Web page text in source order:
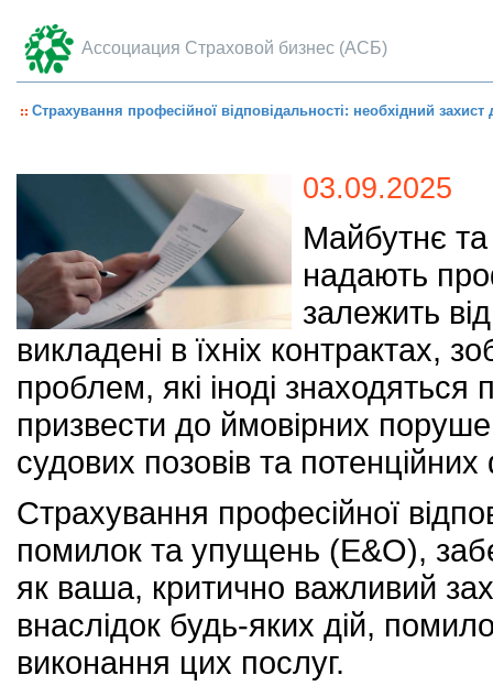
Ассоциация Страховой бизнес (АСБ)
Страхування професійної відповідальності: необхідний
03.09.2025
Майбутнє
надають
залежить
викладені в їхніх контрактах,
проблем, які іноді
призвести до ймовірних
судових позовів та потенційних
Страхування професійної
помилок та упущень (E&O),
як ваша, критично важливий
внаслідок будь-яких дій,
виконання цих послуг.